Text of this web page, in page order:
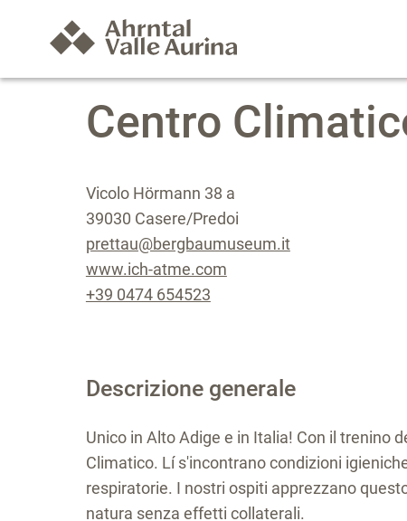
Centro
Vicolo Hörmann 38 a
39030 Casere/Predoi
prettau@bergbaumuseum.it
www.ich-atme.com
+39 0474 654523
Descrizione generale
Unico in Alto Adige e in Italia! Con il trenino
Climatico. Lí s'incontrano condizioni
respiratorie. I nostri ospiti apprezzano
natura senza effetti collaterali.